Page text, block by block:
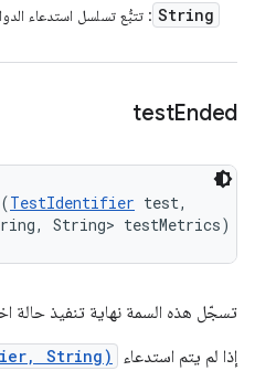
String : تتبُّع تسلسل استدعاء
testEnded
TestIdentifier test,
String> testMetrics)
تسجّل هذه السمة نهاية تنفيذ حالة
إذا لم يتم استدعاء
String)